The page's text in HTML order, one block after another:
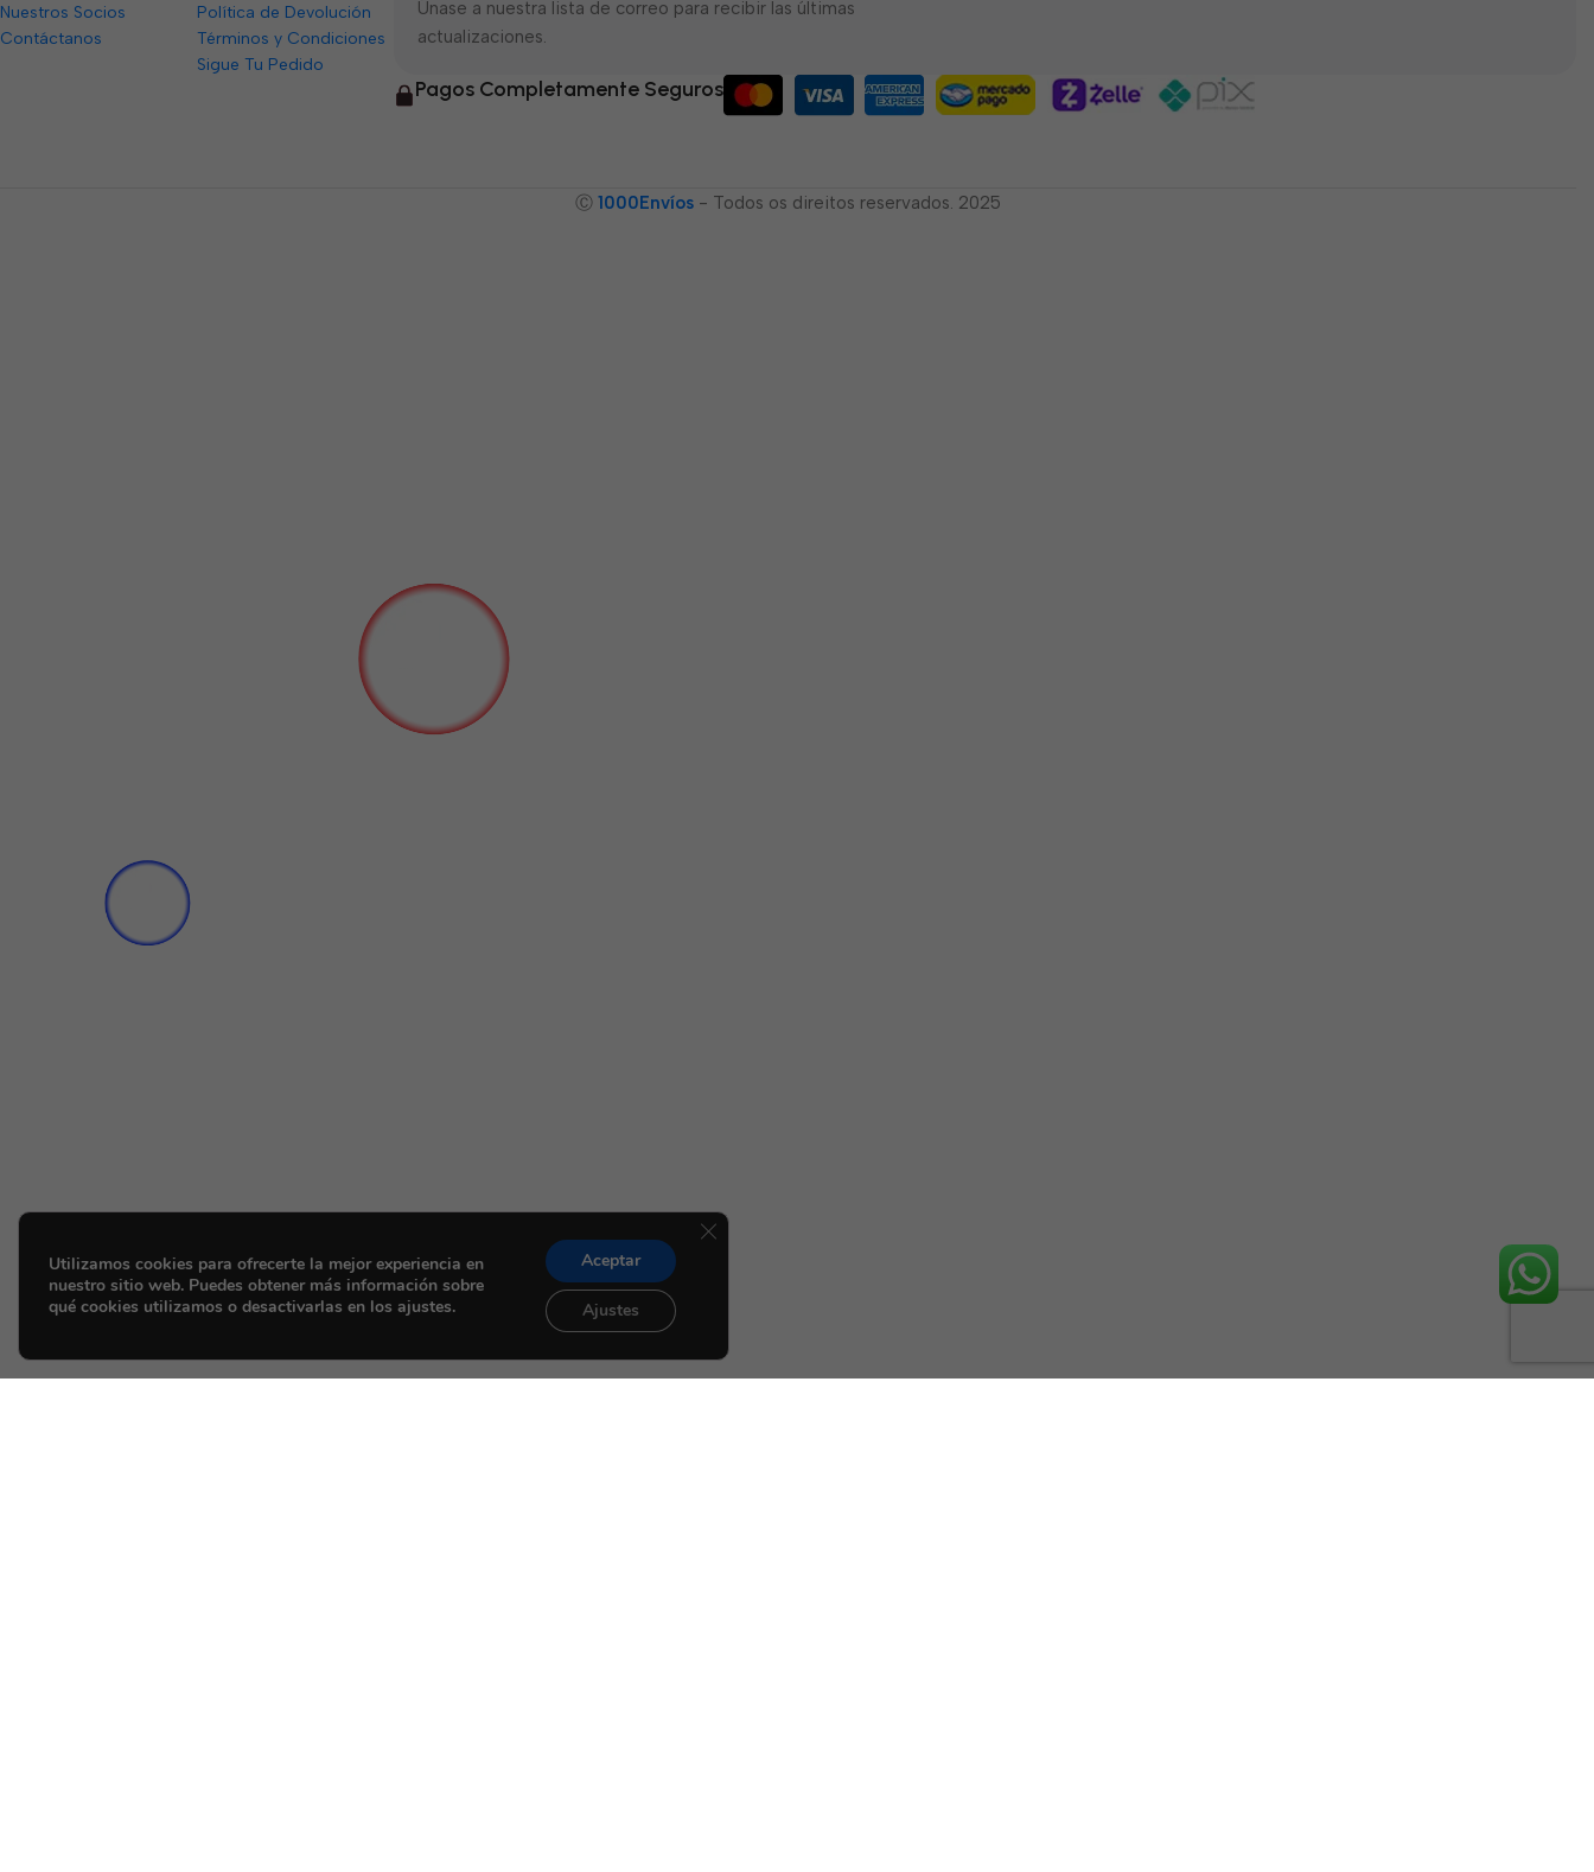
Nuestros Socios
Contáctanos
Política de Devolución
Términos y Condiciones
Sigue Tu Pedido
Únase a nuestra lista de correo para recibir las últimas
actualizaciones.
Pagos Completamente Seguros
Ⓒ 1000Envíos - Todos os direitos reservados. 2025
Utilizamos cookies para ofrecerte la mejor experiencia en
nuestro sitio web. Puedes obtener más información sobre
qué cookies utilizamos o desactivarlas en los ajustes.
Aceptar
Ajustes
Cerrar el banner de cookies RGPD